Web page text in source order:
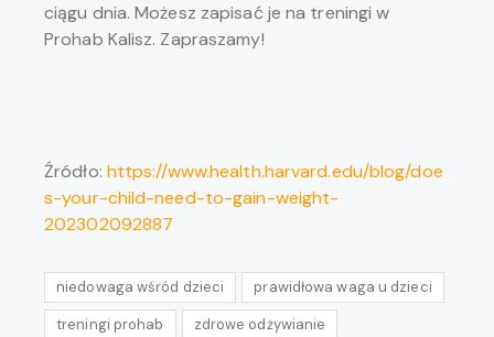
ciągu dnia. Możesz zapisać je na treningi w
Prohab Kalisz. Zapraszamy!
Źródło: https://www.health.harvard.edu/blog/doe
s-your-child-need-to-gain-weight-
202302092887
niedowaga wśród dzieci
prawidłowa waga u dzieci
treningi prohab
zdrowe odżywianie